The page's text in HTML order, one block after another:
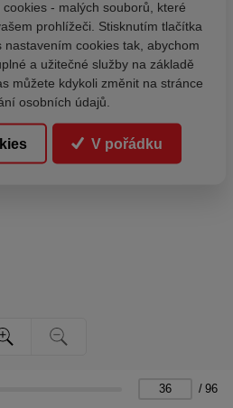
/ 96
- malých souborů, které
prohlížeči. Stisknutím tlačítka
nastavením cookies tak, abychom
a užitečné služby na základě
můžete kdykoli změnit na stránce
osobních údajů.
V pořádku